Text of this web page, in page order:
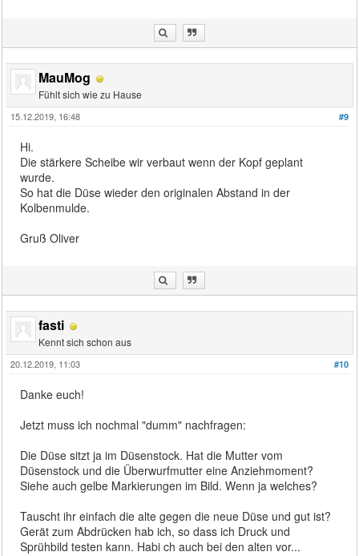
MauMog
Fühlt sich wie zu Hause
#9
15.12.2019, 16:48
Hi.
Die stärkere Scheibe wir verbaut wenn der Kopf geplant
wurde.
So hat die Düse wieder den originalen Abstand in der
Kolbenmulde.
Gruß Oliver
fasti
Kennt sich schon aus
#10
20.12.2019, 11:03
Danke euch!
Jetzt muss ich nochmal "dumm" nachfragen:
Die Düse sitzt ja im Düsenstock. Hat die Mutter vom
Düsenstock und die Überwurfmutter eine Anziehmoment?
Siehe auch gelbe Markierungen im Bild. Wenn ja welches?
Tauscht ihr einfach die alte gegen die neue Düse und gut ist?
Gerät zum Abdrücken hab ich, so dass ich Druck und
Sprühbild testen kann. Habi ch auch bei den alten vor...